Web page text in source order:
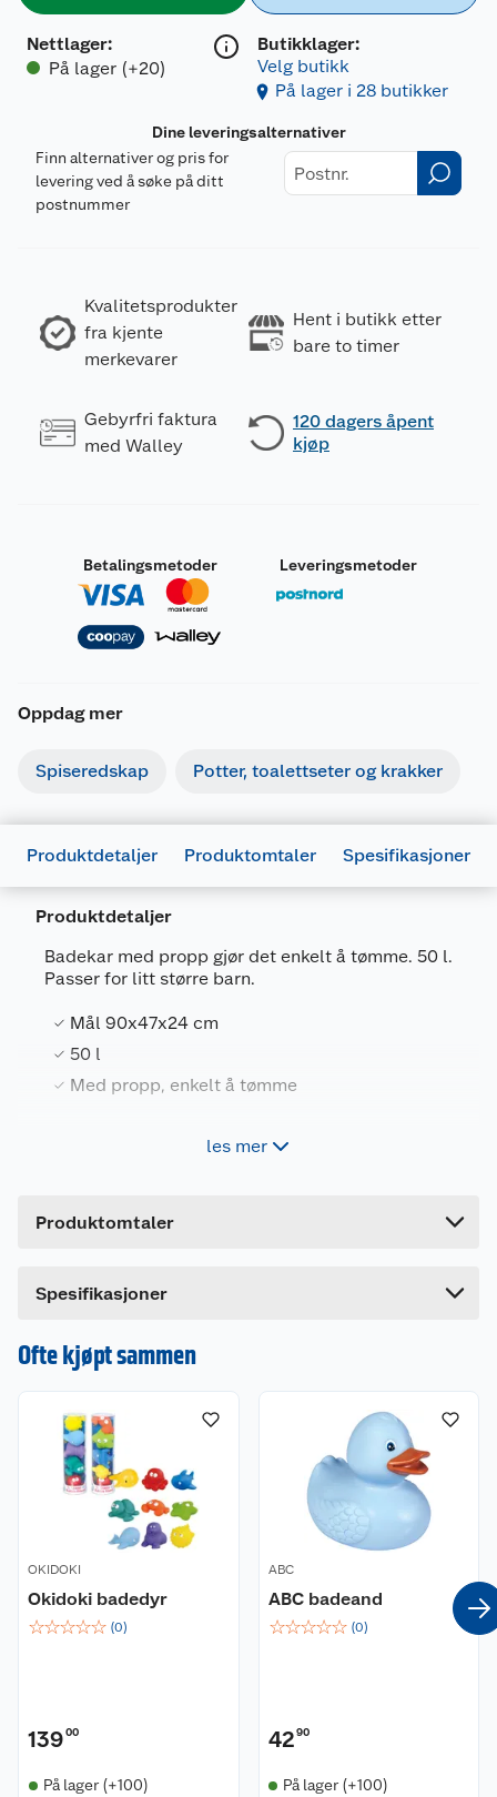
Nettlager:
På lager (+20)
Butikklager:
Velg butikk
På lager i 28 butikker
Dine leveringsalternativer
Finn alternativer og pris for
levering ved å søke på ditt
postnummer
Kvalitetsprodukter
fra kjente
merkevarer
Hent i butikk etter
bare to timer
Gebyrfri faktura
med Walley
120 dagers åpent
kjøp
Betalingsmetoder Leveringsmetoder
Oppdag mer
Spiseredskap Potter, toalettseter og krakker
Produktdetaljer Produktomtaler Spesifikasjoner
Produktdetaljer
Badekar med propp gjør det enkelt å tømme. 50 l.
Passer for litt større barn.
Mål 90x47x24 cm
50 l
Med propp, enkelt å tømme
Badekar med propp gjør det enkelt å tømme. 50 l.
les mer
Produktomtaler
Spesifikasjoner
Artikkelnummer
Leverandørens artikkelnummer
Størrelse
Farge
Ofte kjøpt sammen
OKIDOKI
Okidoki badedyr
☆☆☆☆☆ (0)
13900
På lager (+100)
ABC
ABC badeand
☆☆☆☆☆ (0)
42 90
På lager (+100)
Kundeservice